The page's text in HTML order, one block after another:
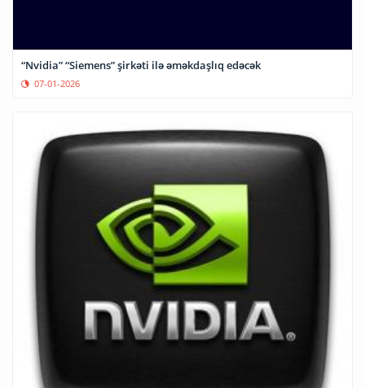
“Nvidia” “Siemens” şirkəti ilə əməkdaşlıq edəcək
07-01-2026